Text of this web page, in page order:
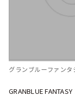
グランブルーファンタ
GRANBLUE